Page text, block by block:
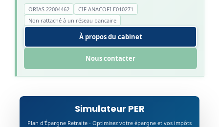
ORIAS 22004462
CIF ANACOFI E010271
Non rattaché à un réseau bancaire
À propos du cabinet
Nous contacter
Simulateur PER
Plan d'Épargne Retraite - Optimisez votre épargne et vos impôts